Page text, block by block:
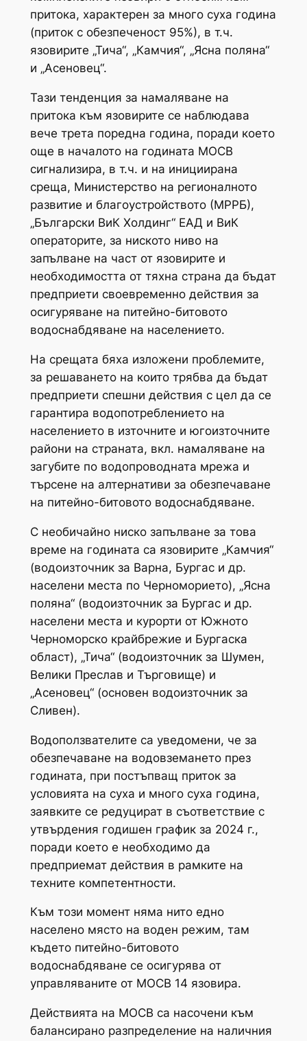
притока, характерен за много суха година
(приток с обезпеченост 95%), в т.ч.
язовирите „Тича“, „Камчия“, „Ясна поляна“
и „Асеновец“.
Тази тенденция за намаляване на
притока към язовирите се наблюдава
вече трета поредна година, поради което
още в началото на годината МОСВ
сигнализира, в т.ч. и на инициирана
среща, Министерство на регионалното
развитие и благоустройството (МРРБ),
„Български ВиК Холдинг“ ЕАД и ВиК
операторите, за ниското ниво на
запълване на част от язовирите и
необходимостта от тяхна страна да бъдат
предприети своевременно действия за
осигуряване на питейно-битовото
водоснабдяване на населението.
На срещата бяха изложени проблемите,
за решаването на които трябва да бъдат
предприети спешни действия с цел да се
гарантира водопотреблението на
населението в източните и югоизточните
райони на страната, вкл. намаляване на
загубите по водопроводната мрежа и
търсене на алтернативи за обезпечаване
на питейно-битовото водоснабдяване.
С необичайно ниско запълване за това
време на годината са язовирите „Камчия“
(водоизточник за Варна, Бургас и др.
населени места по Черноморието), „Ясна
поляна“ (водоизточник за Бургас и др.
населени места и курорти от Южното
Черноморско крайбрежие и Бургаска
област), „Тича“ (водоизточник за Шумен,
Велики Преслав и Търговище) и
„Асеновец“ (основен водоизточник за
Сливен).
Водоползвателите са уведомени, че за
обезпечаване на водовземането през
годината, при постъпващ приток за
условията на суха и много суха година,
заявките се редуцират в съответствие с
утвърдения годишен график за 2024 г.,
поради което е необходимо да
предприемат действия в рамките на
техните компетентности.
Към този момент няма нито едно
населено място на воден режим, там
където питейно-битовото
водоснабдяване се осигурява от
управляваните от МОСВ 14 язовира.
Действията на МОСВ са насочени към
балансирано разпределение на наличния